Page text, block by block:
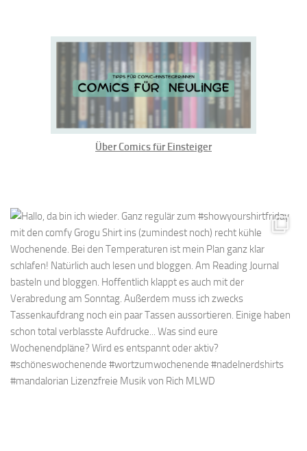
Über Comics für Einsteiger